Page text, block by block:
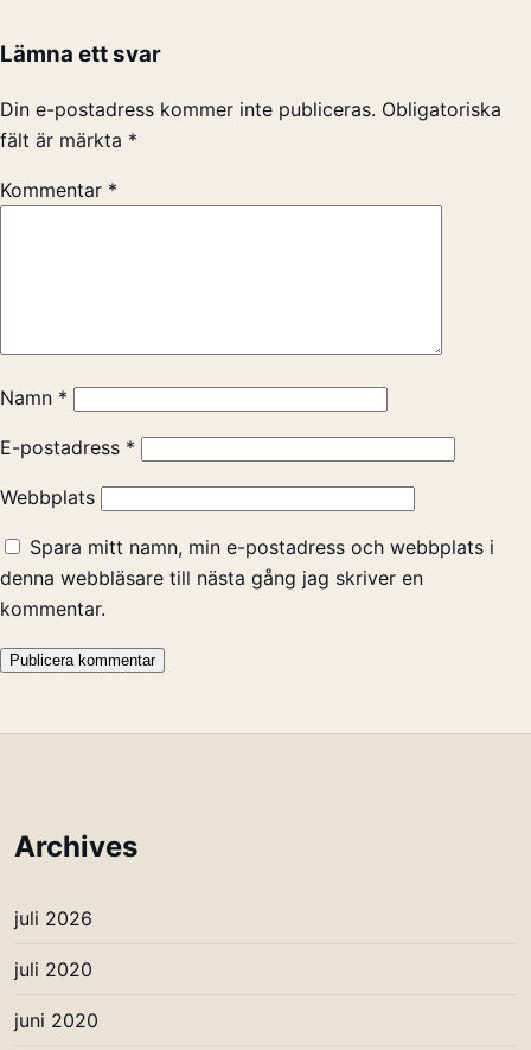
Lämna ett svar
Din e-postadress kommer inte publiceras. Obligatoriska
fält är märkta *
Kommentar *
Namn *
E-postadress *
Webbplats
Spara mitt namn, min e-postadress och webbplats i
denna webbläsare till nästa gång jag skriver en
kommentar.
Archives
juli 2026
juli 2020
juni 2020